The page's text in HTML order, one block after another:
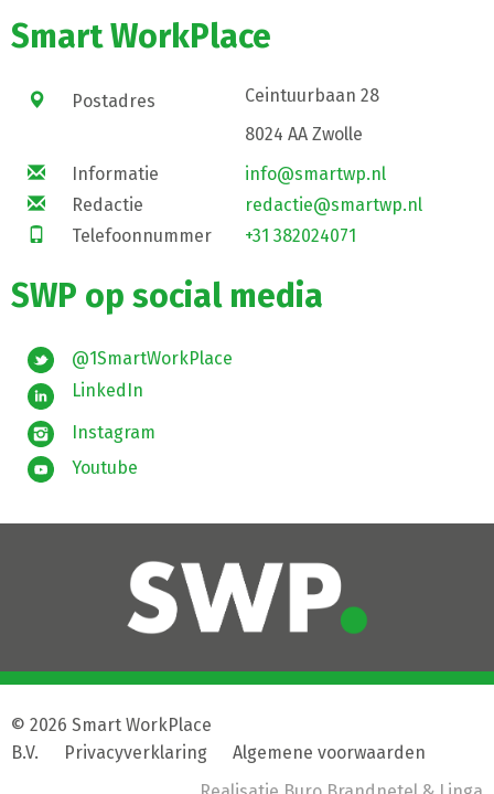
Smart WorkPlace
Postadres
Ceintuurbaan 28
8024 AA Zwolle
Informatie
info@smartwp.nl
Redactie
redactie@smartwp.nl
Telefoonnummer
+31 382024071
SWP op social media
@1SmartWorkPlace
LinkedIn
Instagram
Youtube
© 2026 Smart WorkPlace
B.V.
Privacyverklaring
Algemene voorwaarden